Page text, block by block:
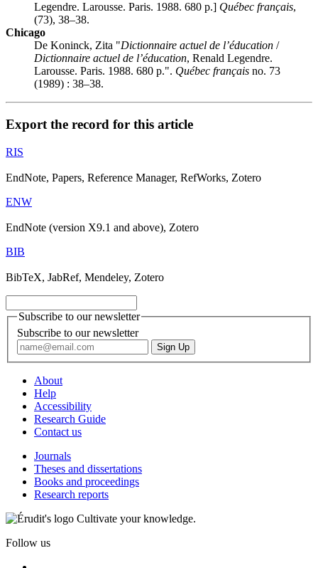
Legendre. Larousse. Paris. 1988. 680 p.] Québec français,
(73), 38–38.
Chicago
De Koninck, Zita "Dictionnaire actuel de l’éducation /
Dictionnaire actuel de l’éducation, Renald Legendre.
Larousse. Paris. 1988. 680 p.". Québec français no. 73
(1989) : 38–38.
Export the record for this article
RIS
EndNote, Papers, Reference Manager, RefWorks, Zotero
ENW
EndNote (version X9.1 and above), Zotero
BIB
BibTeX, JabRef, Mendeley, Zotero
Subscribe to our newsletter
Subscribe to our newsletter
About
Help
Accessibility
Research Guide
Contact us
Journals
Theses and dissertations
Books and proceedings
Research reports
Cultivate your knowledge.
Follow us